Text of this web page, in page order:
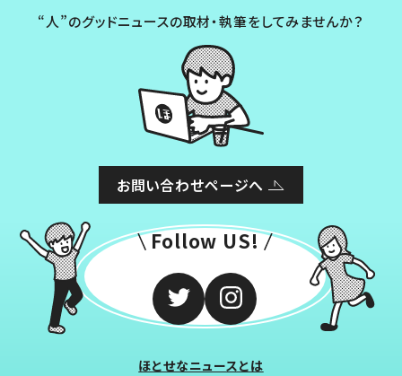
“人”のグッドニュースの取材・執筆をしてみませんか？
お問い合わせページへ
Follow US!
ほとせなニュースとは